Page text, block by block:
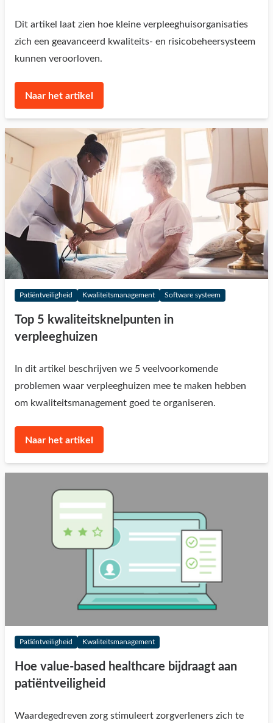
Dit artikel laat zien hoe kleine verpleeghuisorganisaties
zich een geavanceerd kwaliteits- en risicobeheersysteem
kunnen veroorloven.
Naar het artikel
Patiëntveiligheid Kwaliteitsmanagement Software systeem
Top 5 kwaliteitsknelpunten in
verpleeghuizen
In dit artikel beschrijven we 5 veelvoorkomende
problemen waar verpleeghuizen mee te maken hebben
om kwaliteitsmanagement goed te organiseren.
Naar het artikel
Patiëntveiligheid Kwaliteitsmanagement
Hoe value-based healthcare bijdraagt aan
patiëntveiligheid
Waardegedreven zorg stimuleert zorgverleners zich te